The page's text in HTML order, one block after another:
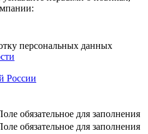
персональных данных
России
обязательное для заполнения
обязательное для заполнения